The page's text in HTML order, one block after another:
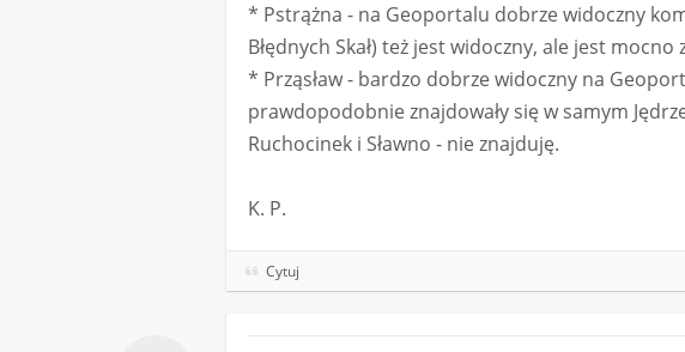
* Pstrążna - na Geoportalu dobrze widoczny
Błędnych Skał) też jest widoczny, ale jest mocno
* Prząsław - bardzo dobrze widoczny na
prawdopodobnie znajdowały się w samym
Ruchocinek i Sławno - nie znajduję.
K. P.
Cytuj